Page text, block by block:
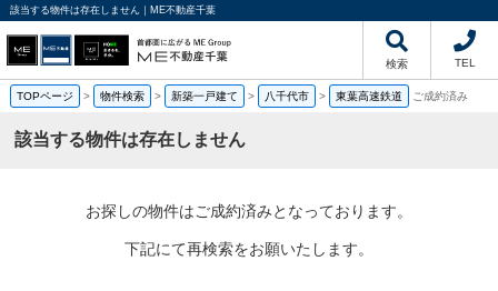
該当する物件は存在しません｜ME不動産千葉
検索 TEL
TOPページ > 物件検索 > 新築一戸建て > 八千代市 > 東葉高速鉄道 ご成約済み
該当する物件は存在しません
お探しの物件はご成約済みとなっております。
下記にて再検索をお願いたします。